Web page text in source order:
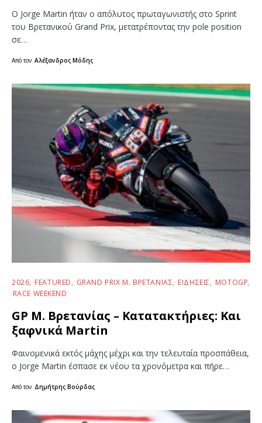
Ο Jorge Martin ήταν ο απόλυτος πρωταγωνιστής στο Sprint
του Βρετανικού Grand Prix, μετατρέποντας την pole position
σε…
Από τον Αλέξανδρος Μόδης
2026 FEATURED GRAND PRIX Μ. ΒΡΕΤΑΝΊΑΣ ΕΙΔΉΣΕΙΣ
MOTOGP
RACE WEEKEND
GP Μ. Βρετανίας – Κατατακτήριες: Και
ξαφνικά Martin
Φαινομενικά εκτός μάχης μέχρι και την τελευταία προσπάθεια,
ο Jorge Martin έσπασε εκ νέου τα χρονόμετρα και πήρε…
Από τον Δημήτρης Βούρδας